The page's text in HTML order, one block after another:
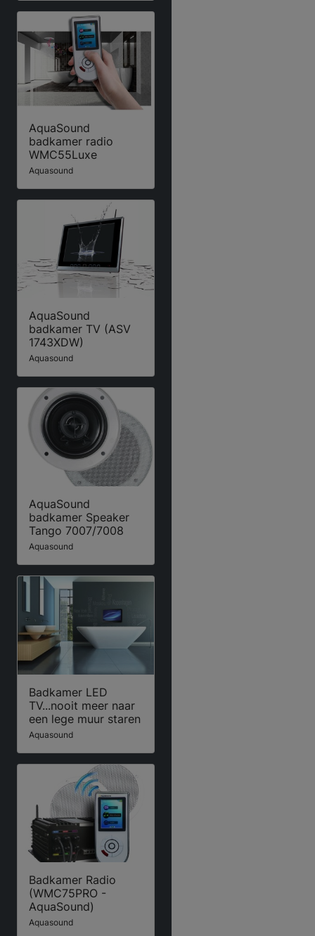
AquaSound
badkamer radio
WMC55Luxe
Aquasound
AquaSound
badkamer TV (ASV
1743XDW)
Aquasound
AquaSound
badkamer Speaker
Tango 7007/7008
Aquasound
Badkamer LED
TV...nooit meer naar
een lege muur staren
Aquasound
Badkamer Radio
(WMC75PRO -
AquaSound)
Aquasound